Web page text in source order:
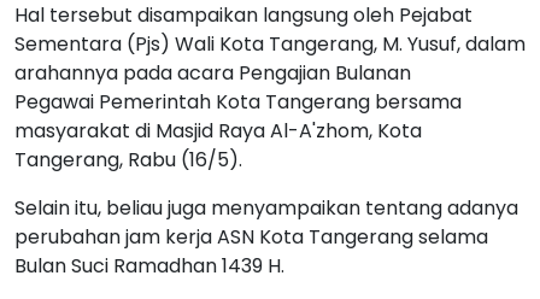
Hal tersebut disampaikan langsung oleh Pejabat
Sementara (Pjs) Wali Kota Tangerang, M. Yusuf, dalam
arahannya pada acara Pengajian Bulanan
Pegawai Pemerintah Kota Tangerang bersama
masyarakat di Masjid Raya Al-A'zhom, Kota
Tangerang, Rabu (16/5).
Selain itu, beliau juga menyampaikan tentang adanya
perubahan jam kerja ASN Kota Tangerang selama
Bulan Suci Ramadhan 1439 H.